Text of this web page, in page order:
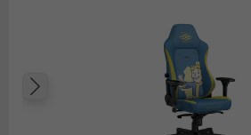
Poprzedni